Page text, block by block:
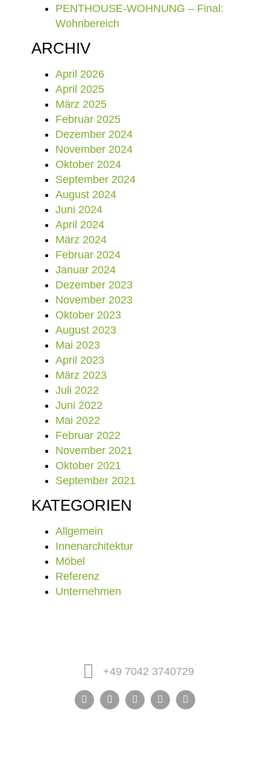
PENTHOUSE-WOHNUNG – Final:
Wohnbereich
ARCHIV
April 2026
April 2025
März 2025
Februar 2025
Dezember 2024
November 2024
Oktober 2024
September 2024
August 2024
Juni 2024
April 2024
März 2024
Februar 2024
Januar 2024
Dezember 2023
November 2023
Oktober 2023
August 2023
Mai 2023
April 2023
März 2023
Juli 2022
Juni 2022
Mai 2022
Februar 2022
November 2021
Oktober 2021
September 2021
KATEGORIEN
Allgemein
Innenarchitektur
Möbel
Referenz
Unternehmen
+49 7042 3740729